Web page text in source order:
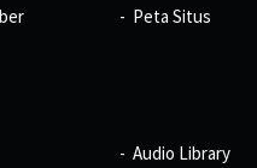
Peta Situs
Audio Library